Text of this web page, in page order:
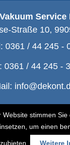
stimmen
um einen
Weitere
Service
Straße 10,
0361 / 44 245 -
0361 / 44 245 -
1991 -